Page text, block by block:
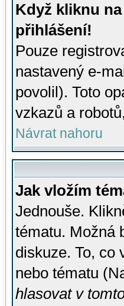
Když kliknu
přihlášení!
Pouze
nastavený e-
povolil). Toto
vzkazů a
Návrat nahoru
Jak vložím
Jednouše.
tématu. Možná
diskuze. To, co
nebo tématu
hlasovat v